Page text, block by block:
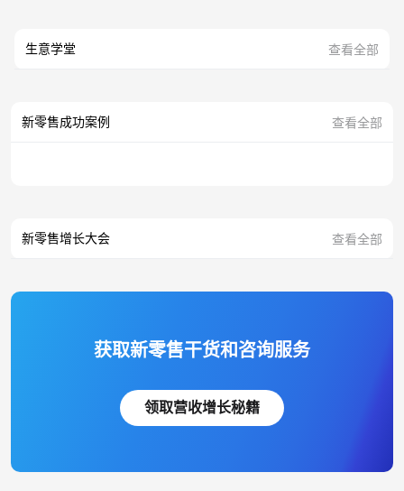
生意学堂 查看全部
新零售成功案例 查看全部
新零售增长大会 查看全部
获取新零售干货和咨询服务
领取营收增长秘籍